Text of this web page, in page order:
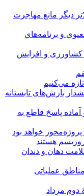
دیگر مانع مهاجرت
و برنامه‌های
کشاورزی و افزایش
می‌کنیم
در راه ۳ استان؛ هشدار بارش‌های تابستانه
پاسخ قاطع به
پروژه‌محور خواهد بود
هستند
دهان و دندان
عملیاتی
دوم مرداد